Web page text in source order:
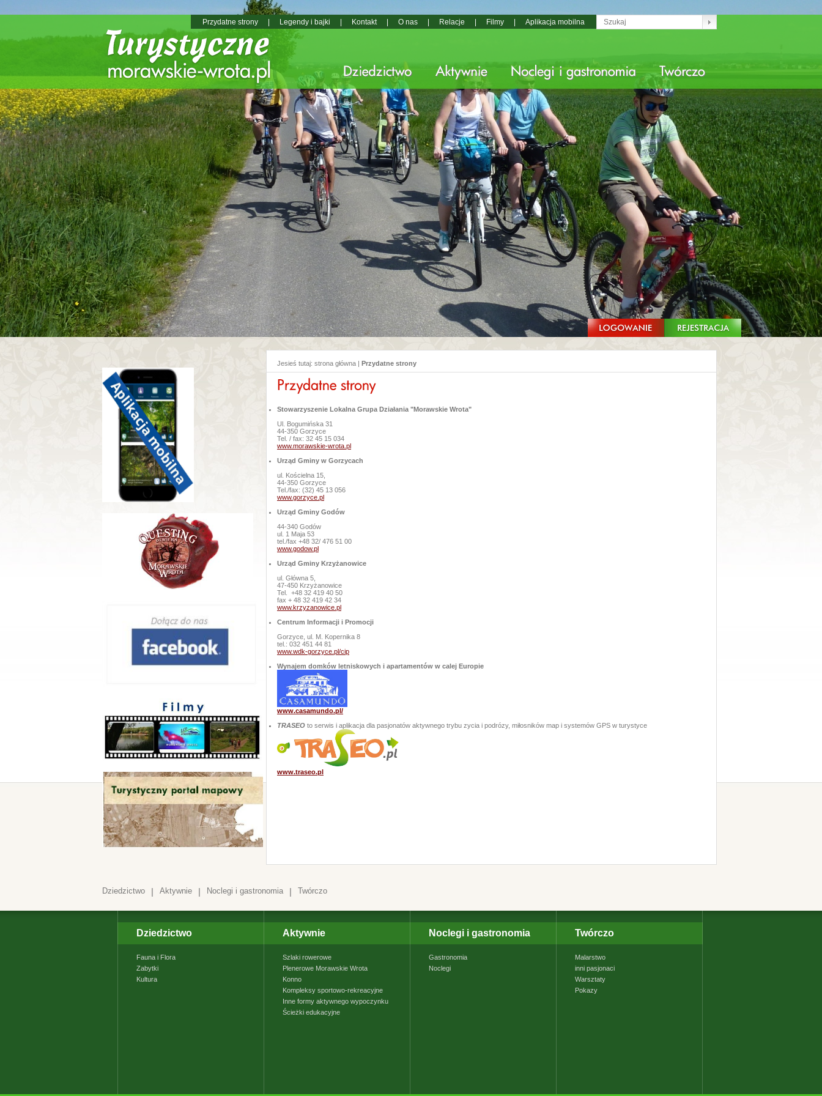
Przydatne strony Legendy i bajki Kontakt O nas Relacje Filmy Aplikacja mobilna
Jesieś tutaj: strona główna | Przydatne strony
Stowarzyszenie Lokalna Grupa Działania "Morawskie Wrota"
Ul. Bogumińska 31
44-350 Gorzyce
Tel. / fax: 32 45 15 034
www.morawskie-wrota.pl
Urząd Gminy w Gorzycach
ul. Kościelna 15,
44-350 Gorzyce
Tel./fax: (32) 45 13 056
www.gorzyce.pl
Urząd Gminy Godów
44-340 Godów
ul. 1 Maja 53
tel./fax +48 32/ 476 51 00
www.godow.pl
Urząd Gminy Krzyżanowice
ul. Główna 5,
47-450 Krzyżanowice
Tel. +48 32 419 40 50
fax + 48 32 419 42 34
www.krzyzanowice.pl
Centrum Informacji i Promocji
Gorzyce, ul. M. Kopernika 8
tel.: 032 451 44 81
www.wdk-gorzyce.pl/cip
Wynajem domków letniskowych i apartamentów w calej Europie
www.casamundo.pl/
TRASEO to serwis i aplikacja dla pasjonatów aktywnego trybu zycia i podrózy, miłosników map i systemów GPS w turystyce
www.traseo.pl
Dziedzictwo | Aktywnie | Noclegi i gastronomia | Twórczo
Dziedzictwo
Fauna i Flora
Zabytki
Kultura
Aktywnie
Szlaki rowerowe
Plenerowe Morawskie Wrota
Konno
Kompleksy sportowo-rekreacyjne
Inne formy aktywnego wypoczynku
Ścieżki edukacyjne
Noclegi i gastronomia
Gastronomia
Noclegi
Twórczo
Malarstwo
inni pasjonaci
Warsztaty
Pokazy